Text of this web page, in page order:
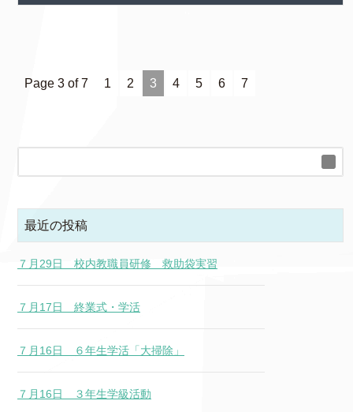
Page 3 of 7 1 2 3 4 5 6 7
最近の投稿
７月29日 校内教職員研修 救助袋実習
７月17日 終業式・学活
７月16日 ６年生学活「大掃除」
７月16日 ３年生学級活動